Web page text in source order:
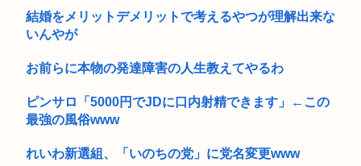
XBOX Series S、29,980円だったはずが値上げを繰...
日本人、とうとう気付く「財源財源言うけど必要な公共サービ
結婚をメリットデメリットで考えるやつが理解出来な
いんやが
お前らに本物の発達障害の人生教えてやるわ
ピンサロ「5000円でJDに口内射精できます」←この
最強の風俗www
れいわ新選組、「いのちの党」に党名変更www